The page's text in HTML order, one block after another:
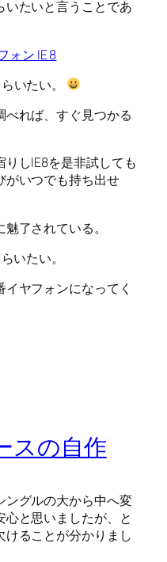
いたいと言うことであ
ォン IE 8
いたい。
れば、すぐ見つかる
しIE8を是非試しても
がいつでも持ち出せ
了されている。
いたい。
ヤフォンになってく
スの自作
ングルの大から中へ変
と思いましたが、と
けることが分かりまし